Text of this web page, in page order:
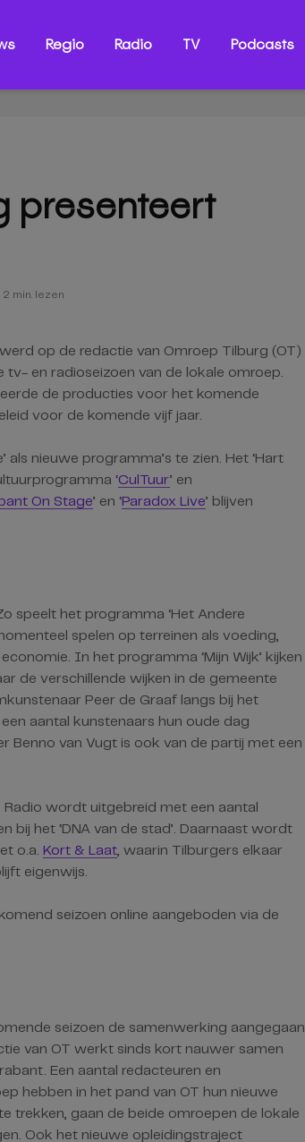
Regio Radio TV Podcasts
presenteert
2 min. lezen
op de redactie van Omroep Tilburg (OT)
en radioseizoen van de lokale omroep.
de producties voor het komende
voor de komende vijf jaar.
als nieuwe programma’s te zien. Het ‘Hart
‘CulTuur’ en
On Stage’ en ‘Paradox Live’ blijven
speelt het programma ‘Het Andere
spelen op terreinen als voeding,
In het programma ‘Mijn Wijk’ kijken
de verschillende wijken in de gemeente
Peer de Graaf langs bij het
aantal kunstenaars hun oude dag
Benno van Vugt is ook van de partij met een
wordt uitgebreid met een aantal
bij het ‘DNA van de stad’. Daarnaast wordt
o.a. Kort & Laat, waarin Tilburgers elkaar
eigenwijs.
seizoen online aangeboden via de
seizoen de samenwerking aangegaan
van OT werkt sinds kort nauwer samen
Een aantal redacteuren en
hebben in het pand van OT hun nieuwe
trekken, gaan de beide omroepen de lokale
Ook het nieuwe opleidingstraject